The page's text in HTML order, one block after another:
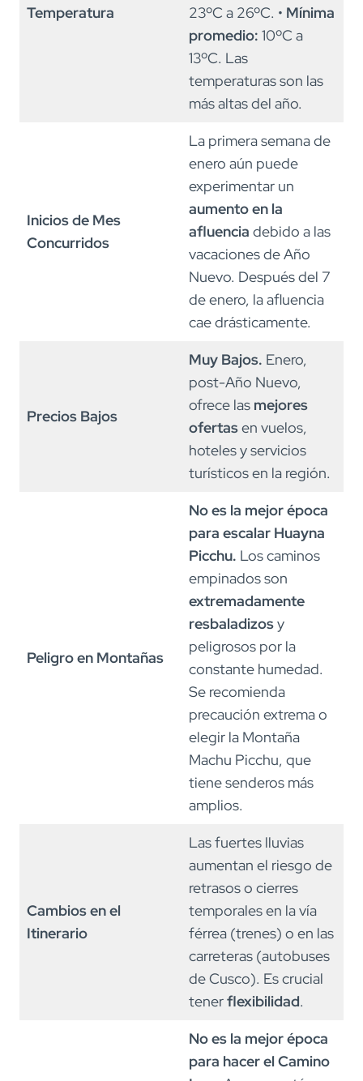
Temperatura
23ºC a 26ºC. • Mínima
promedio: 10ºC a
13ºC. Las
temperaturas son las
más altas del año.
Inicios de Mes
Concurridos
La primera semana de
enero aún puede
experimentar un
aumento en la
afluencia debido a las
vacaciones de Año
Nuevo. Después del 7
de enero, la afluencia
cae drásticamente.
Precios Bajos
Muy Bajos. Enero,
post-Año Nuevo,
ofrece las mejores
ofertasen vuelos,
hoteles y servicios
turísticos en la región.
Peligro en Montañas
No es la mejor época
para escalar Huayna
Picchu. Los caminos
empinados son
extremadamente
resbaladizosy
peligrosos por la
constante humedad.
Se recomienda
precaución extrema o
elegir la Montaña
Machu Picchu, que
tiene senderos más
amplios.
Cambios en el
Itinerario
Las fuertes lluvias
aumentan el riesgo de
retrasos o cierres
temporales en la vía
férrea (trenes) o en las
carreteras (autobuses
de Cusco). Es crucial
tenerflexibilidad.
No es la mejor época
para hacer el Camino